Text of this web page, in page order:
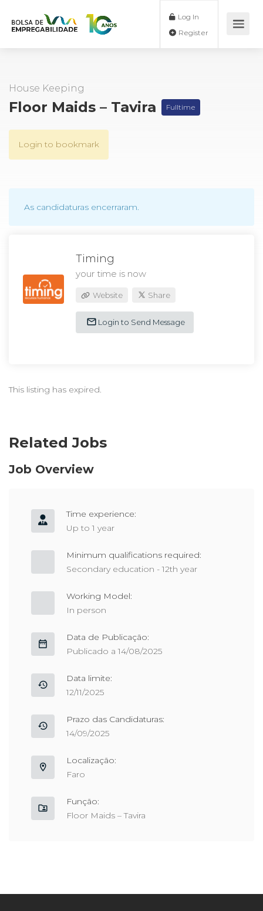
Log In
House Keeping
Floor Maids – Tavira Fulltime
Login to bookmark
As candidaturas encerraram.
Timing
your time is now
Website Share
Login to Send Message
This listing has expired.
Related Jobs
Job Overview
Time experience:
Up to 1 year
Minimum qualifications required:
Secondary education - 12th year
Working Model:
In person
Data de Publicação:
Publicado a 14/08/2025
Data limite:
12/11/2025
Prazo das Candidaturas:
14/09/2025
Localização:
Faro
Função:
Floor Maids – Tavira